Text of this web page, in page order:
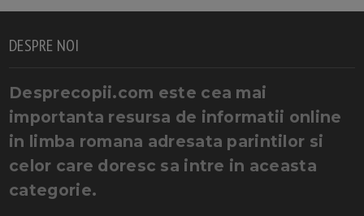
DESPRE NOI
Desprecopii.com este cea mai
importanta resursa de informatii online
in limba romana adresata parintilor si
celor care doresc sa intre in aceasta
categorie.